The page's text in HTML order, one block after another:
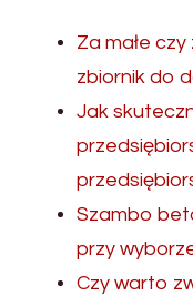
Za małe
zbiornik do
Jak
Szambo
przy
Czy warto